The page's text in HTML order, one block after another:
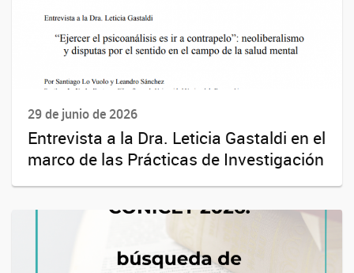
29 de junio de 2026
Entrevista a la Dra. Leticia Gastaldi en el
marco de las Prácticas de Investigación